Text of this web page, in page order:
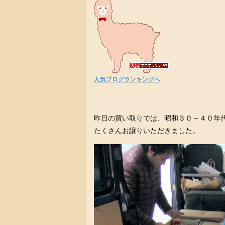
人気ブログランキングへ
昨日の買い取りでは、昭和３０～４０年
たくさんお譲りいただきました。